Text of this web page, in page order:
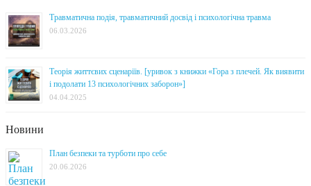
Травматична подія, травматичний досвід і психологічна травма
06.03.2026
Теорія життєвих сценаріїв. [уривок з книжки «Гора з плечей. Як виявити
і подолати 13 психологічних заборон»]
04.04.2025
Новини
План безпеки та турботи про себе
20.06.2026